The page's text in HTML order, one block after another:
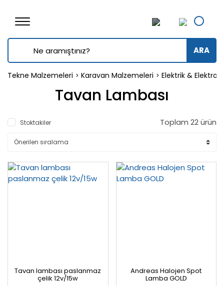
ARA
Tekne Malzemeleri Karavan Malzemeleri Elektrik &
Tavan Lambası
Stoktakiler Toplam 22 ürün
Tavan lambası paslanmaz
çelik 12v/15w
Andreas Halojen Spot
Lamba GOLD